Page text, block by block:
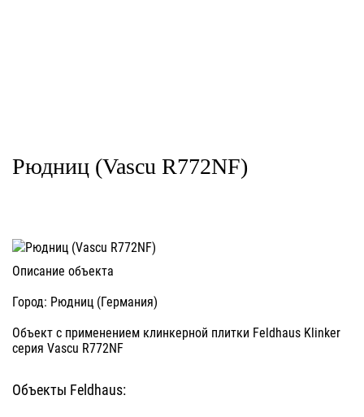
Рюдниц (Vascu R772NF)
Описание объекта
Город: Рюдниц (Германия)
Объект с применением клинкерной плитки Feldhaus Klinker
серия Vascu R772NF
Объекты Feldhaus: